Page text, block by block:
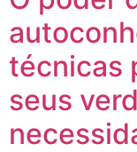
técnicas
seus